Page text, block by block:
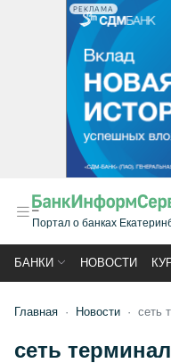
РЕКЛАМА
Портал о банках
БАНКИ НОВОСТИ
Главная Новости сеть
сеть